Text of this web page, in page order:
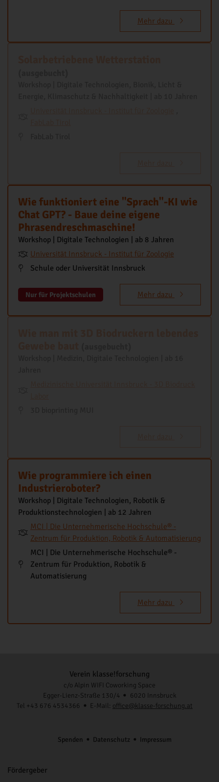
Mehr dazu
Wie funktioniert eine "Sprach"-KI wie
Chat GPT? - Baue deine eigene
Phrasendreschmaschine!
Workshop | Digitale Technologien | ab 8 Jahren
Universität Innsbruck - Institut für Zoologie
Schule oder Universität Innsbruck
Nur für Projektschulen Mehr dazu
Wie programmiere ich einen
Industrieroboter?
Workshop | Digitale Technologien, Robotik &
Produktionstechnologien | ab 12 Jahren
MCI | Die Unternehmerische Hochschule® -
Zentrum für Produktion, Robotik & Automatisierung
MCI | Die Unternehmerische Hochschule® -
Zentrum für Produktion, Robotik &
Automatisierung
Mehr dazu
Verein klasse!forschung
c/o Alpin WIFI Coworking Space
Egger-Lienz-Straße 130/4
6020 Innsbruck
Tel +43 676 4534366
E-Mail: office@klasse-forschung.at
Spenden Datenschutz Impressum
Fördergeber